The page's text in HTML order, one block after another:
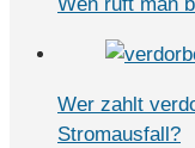
Wer zahlt
Stromausfall?